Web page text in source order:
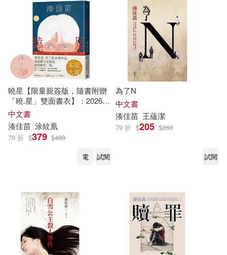
曉星【限量親簽版，隨書附贈
「曉.星」雙面書衣】：2026本
屋大賞入圍作!
歡的一部作品!
中文書
湊佳苗 涂紋凰
79 折 $379 $480
電
試閱
為了N
中文書
湊佳苗 王蘊潔
79 折 $205 $260
試閱